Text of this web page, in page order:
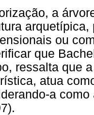
a
ou
que
ressalta que
atua
a